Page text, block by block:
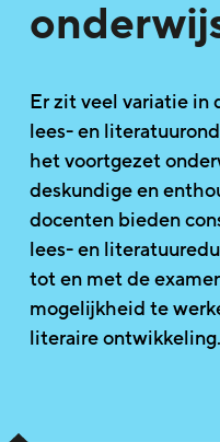
Er zit veel variatie in
lees- en
het voortgezet
deskundige en
docenten bieden
lees- en
tot en met de
mogelijkheid te
literaire ontwikkeling.